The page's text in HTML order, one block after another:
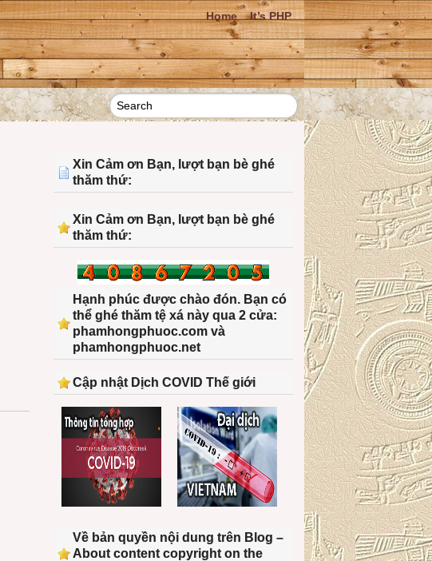
Home It’s PHP
Xin Cảm ơn Bạn, lượt bạn bè ghé
thăm thứ:
Xin Cảm ơn Bạn, lượt bạn bè ghé
thăm thứ:
Hạnh phúc được chào đón. Bạn có
thể ghé thăm tệ xá này qua 2 cửa:
phamhongphuoc.com và
phamhongphuoc.net
Cập nhật Dịch COVID Thế giới
Về bản quyền nội dung trên Blog –
About content copyright on the